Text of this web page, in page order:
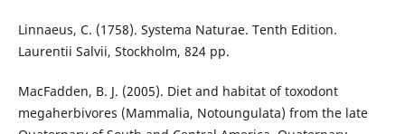
Linnaeus, C. (1758). Systema Naturae. Tenth Edition.
Laurentii Salvii, Stockholm, 824 pp.
MacFadden, B. J. (2005). Diet and habitat of toxodont
megaherbivores (Mammalia, Notoungulata) from the late